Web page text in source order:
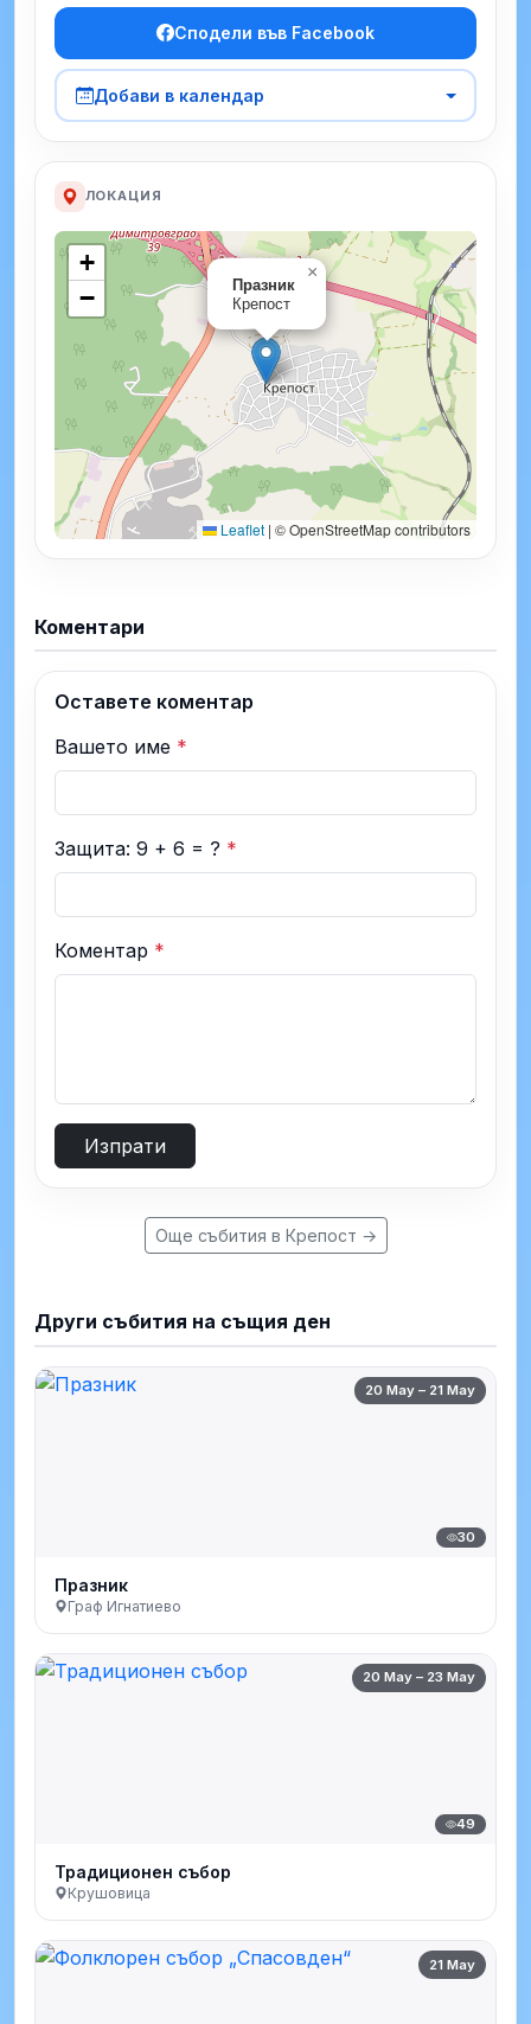
Сподели във Facebook
Добави в календар
ЛОКАЦИЯ
Празник
Крепост
×
+
−
Leaflet | © OpenStreetMap contributors
Коментари
Оставете коментар
Вашето име *
Защита: 9 + 6 = ? *
Коментар *
Изпрати
Още събития в Крепост →
Други събития на същия ден
20 May – 21 May
30
Празник
Граф Игнатиево
20 May – 23 May
49
Традиционен събор
Крушовица
21 May